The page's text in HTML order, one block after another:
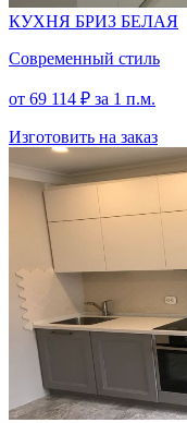
КУХНЯ БРИЗ БЕЛАЯ
Современный стиль
от 69 114 ₽ за 1 п.м.
Изготовить на заказ